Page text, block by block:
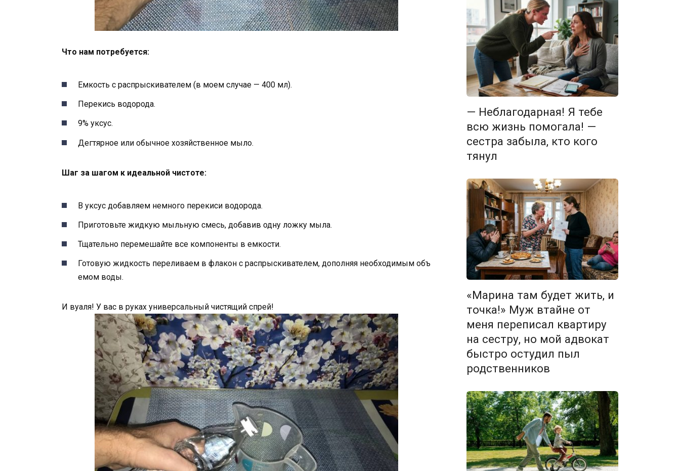
Что нам потребуется:
Емкость с распрыскивателем (в моем случае — 400 мл).
Перекись водорода.
9% уксус.
Дегтярное или обычное хозяйственное мыло.
Шаг за шагом к идеальной чистоте:
В уксус добавляем немного перекиси водорода.
Приготовьте жидкую мыльную смесь, добавив одну ложку мыла.
Тщательно перемешайте все компоненты в емкости.
Готовую жидкость переливаем в флакон с распрыскивателем, дополняя необходимым объ
емом воды.
И вуаля! У вас в руках универсальный чистящий спрей!
— Неблагодарная! Я тебе
всю жизнь помогала! —
сестра забыла, кто кого
тянул
«Марина там будет жить, и
точка!» Муж втайне от
меня переписал квартиру
на сестру, но мой адвокат
быстро остудил пыл
родственников